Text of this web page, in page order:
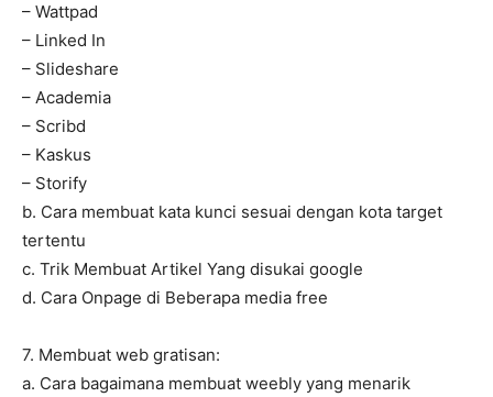
– Wattpad
– Linked In
– Slideshare
– Academia
– Scribd
– Kaskus
– Storify
b. Cara membuat kata kunci sesuai dengan kota target
tertentu
c. Trik Membuat Artikel Yang disukai google
d. Cara Onpage di Beberapa media free
7. Membuat web gratisan:
a. Cara bagaimana membuat weebly yang menarik